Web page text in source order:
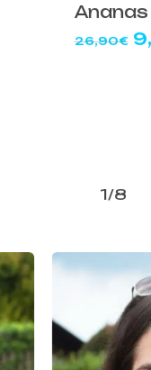
Ananas
26,90€ Il
1/8